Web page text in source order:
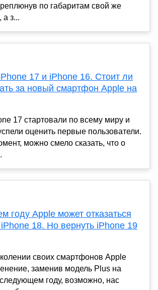
по габаритам свой же
а з...
17 и iPhone 16. Стоит ли
за новый смартфон Apple на
17 стартовали по всему миру и
оценить первые пользователи.
можно смело сказать, что о
году Apple может отказаться
iPhone 18. Но вернуть iPhone 19
своих смартфонов Apple
заменив модель Plus на
году, возможно, нас